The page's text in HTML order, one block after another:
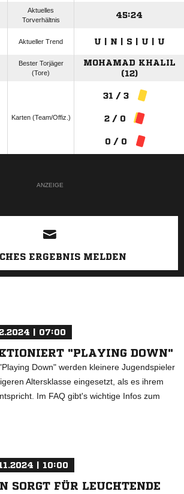
Aktuelles
Torverhältnis
45:24
Aktueller Trend U | N | S | U | U
Bester Torjäger
(Tore)
MOHAMAD KHALIL
(12)
Karten (Team/Offiz.)
31 / 3
2 / 0
0 / 0
ANZEIGE
ERGEBNIS MELDEN
| 07:00
"PLAYING DOWN"
Down" werden kleinere Jugendspieler
Altersklasse eingesetzt, als es ihrem
Im FAQ gibt's wichtige Infos zum
| 10:00
SORGT FÜR LEUCHTENDE